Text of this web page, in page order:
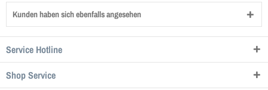
Kunden haben sich ebenfalls angesehen
Service Hotline
Shop Service